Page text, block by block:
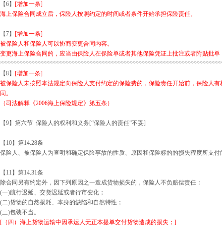
【6】 [增加一条]
海上保险合同成立后，保险人按照约定的时间或者条件开始承担保险责任。
【7】 [增加一条]
被保险人和保险人可以协商变更合同内容。
变更海上保险合同的，应当由保险人在保险单或者其他保险凭证上批注或者附贴批
【8】 [增加一条]
被保险人未按照本法规定向保险人支付约定的保险费的，保险责任开始前，保险人
同。
（司法解释《2006海上保险规定》第五条）
【9】第六节 保险人的权利和义务[“保险人的责任”不妥]
【10】第14.28条
保险人、被保险人为查明和确定保险事故的性质、原因和保险标的的损失程度所支
【11】第14.31条
除合同另有约定外，因下列原因之一造成货物损失的，保险人不负赔偿责任：
(一)航行迟延、交货迟延或者行市变化；
(二)货物的自然损耗、本身的缺陷和自然特性；
(三)包装不当。
[（四）海上货物运输中因承运人无正本提单交付货物造成的损失；]